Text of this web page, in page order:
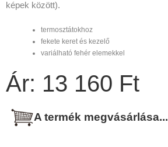
képek között).
termosztátokhoz
fekete keret és kezelő
variálható fehér elemekkel
Ár: 13 160 Ft
A termék megvásárlása...